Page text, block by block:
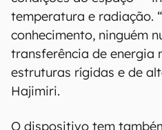
temperatura e radiação.
conhecimento, ninguém
transferência de energia
estruturas rígidas e de
Hajimiri.
O dispositivo tem